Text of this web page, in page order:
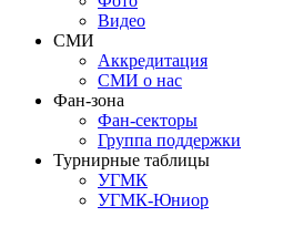
Видео
СМИ
Аккредитация
СМИ о нас
Фан-зона
Фан-секторы
Группа поддержки
Турнирные таблицы
УГМК
УГМК-Юниор